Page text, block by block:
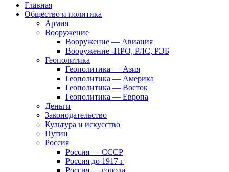
Главная
Общество и политика
Армия
Вооружение
Вооружение — Авиация
Вооружение -ПРО, РЛС, РЭБ
Геополитика
Геополитика — Азия
Геополитика — Америка
Геополитика — Восток
Геополитика — Европа
Деньги
Законодательство
Культура и искусство
Путин
Россия
Россия — СССР
Россия до 1917 г
Россия — города